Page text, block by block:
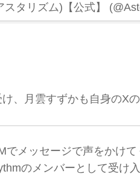
タリズム)【公式】
、月雲すずかも自身のX
でメッセージで声をかけて
のメンバーとして受け